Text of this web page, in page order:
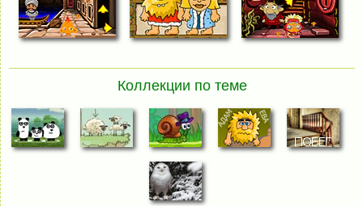
Коллекции по теме